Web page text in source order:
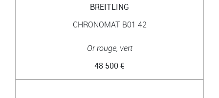
BREITLING
CHRONOMAT B01 42
Or rouge, vert
48 500 €